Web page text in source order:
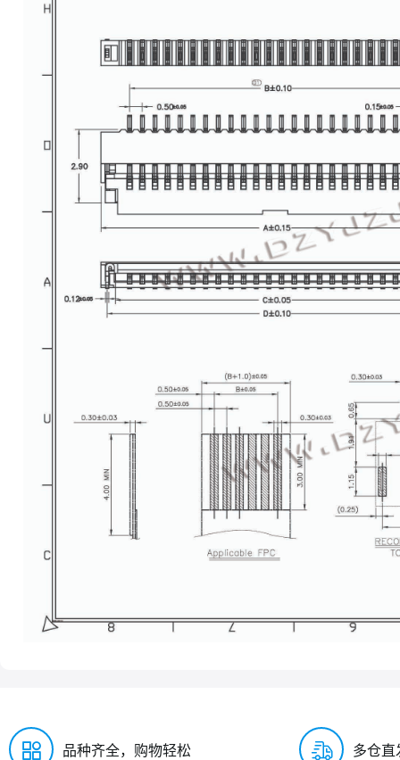
品种齐全，购物轻松 多仓直